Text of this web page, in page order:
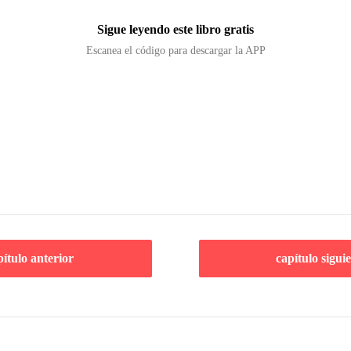
Sigue leyendo este libro gratis
Escanea el código para descargar la APP
anterior capítulo